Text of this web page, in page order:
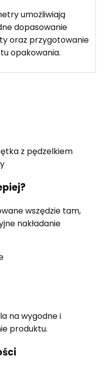
umożliwiają
dopasowanie
oraz przygotowanie
opakowania.
z pędzelkiem
wszędzie tam,
nakładanie
na wygodne i
produktu.